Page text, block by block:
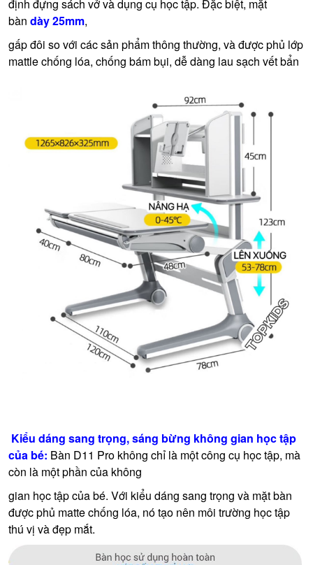
định đựng sách vở và dụng cụ học tập. Đặc biệt, mặt
bàndày 25mm,
gấp đôi so với các sản phẩm thông thường, và được phủ lớp
mattle chống lóa, chống bám bụi, dễ dàng lau sạch vết bẩn
Kiểu dáng sang trọng, sáng bừng không gian học tập
của bé: Bàn D11 Pro không chỉ là một công cụ học tập, mà
còn là một phần của không
gian học tập của bé. Với kiểu dáng sang trọng và mặt bàn
được phủ matte chống lóa, nó tạo nên môi trường học tập
thú vị và đẹp mắt.